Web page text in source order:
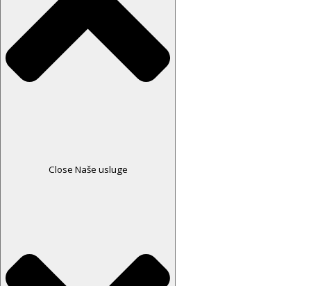
Close Naše usluge